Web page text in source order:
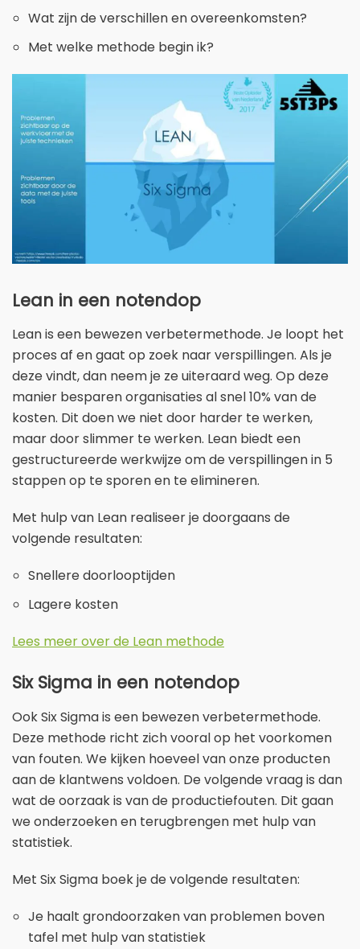
Wat zijn de verschillen en overeenkomsten?
Met welke methode begin ik?
Lean in een notendop
Lean is een bewezen verbetermethode. Je loopt het
proces af en gaat op zoek naar verspillingen. Als je
deze vindt, dan neem je ze uiteraard weg. Op deze
manier besparen organisaties al snel 10% van de
kosten. Dit doen we niet door harder te werken,
maar door slimmer te werken. Lean biedt een
gestructureerde werkwijze om de verspillingen in 5
stappen op te sporen en te elimineren.
Met hulp van Lean realiseer je doorgaans de
volgende resultaten:
Snellere doorlooptijden
Lagere kosten
Lees meer over de Lean methode
Six Sigma in een notendop
Ook Six Sigma is een bewezen verbetermethode.
Deze methode richt zich vooral op het voorkomen
van fouten. We kijken hoeveel van onze producten
aan de klantwens voldoen. De volgende vraag is dan
wat de oorzaak is van de productiefouten. Dit gaan
we onderzoeken en terugbrengen met hulp van
statistiek.
Met Six Sigma boek je de volgende resultaten:
Je haalt grondoorzaken van problemen boven
tafel met hulp van statistiek